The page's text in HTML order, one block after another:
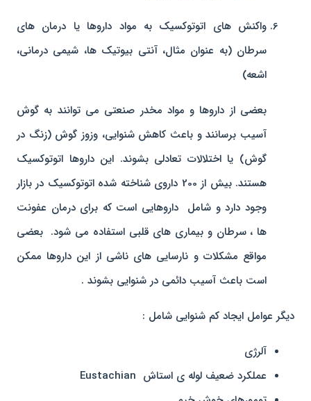
واکنش های اتوتوکسیک به مواد داروها یا درمان های
سرطان (به عنوان مثال، آنتی بیوتیک ها، شیمی درمانی،
اشعه)
بعضی از داروها و مواد مخدر صنعتی می توانند به گوش
آسیب برسانند و باعث کاهش شنوایی، وزوز گوش (زنگ در
گوش) یا اختلالات تعادلی بشوند. این داروها اتوتوکسیک
هستند. بیش از 200 داروی شناخته شده اتوتوکسیک در بازار
وجود دارد و شامل داروهایی است که برای درمان عفونت
ها ، سرطان و بیماری های قلبی استفاده می شود. بعضی
مواقع مشکلات و نارسایی های ناشی از این داروها ممکن
است باعث آسیب دائمی در شنوایی بشوند .
دیگر عوامل ایجاد کم شنوایی شامل :
آلرژی
عملکرد ضعیف لوله ی استاش Eustachian